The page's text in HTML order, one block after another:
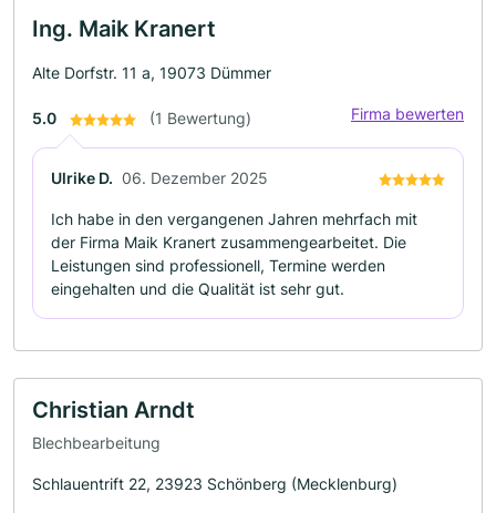
Ing. Maik Kranert
Alte Dorfstr. 11 a, 19073 Dümmer
5.0 (1 Bewertung) Firma bewerten
Ulrike D. 06. Dezember 2025
Ich habe in den vergangenen Jahren mehrfach mit
der Firma Maik Kranert zusammengearbeitet. Die
Leistungen sind professionell, Termine werden
eingehalten und die Qualität ist sehr gut.
Christian Arndt
Blechbearbeitung
Schlauentrift 22, 23923 Schönberg (Mecklenburg)